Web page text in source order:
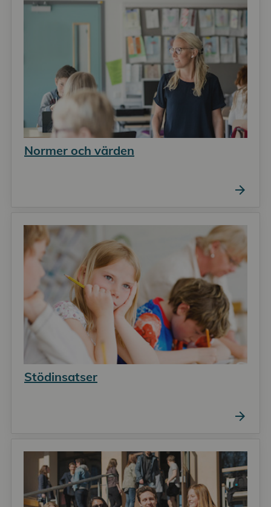
Normer och värden
arrow_forward
Stödinsatser
arrow_forward